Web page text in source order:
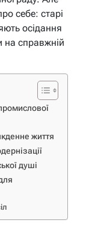
себе: старі
осідання
на справжній
життя
душі